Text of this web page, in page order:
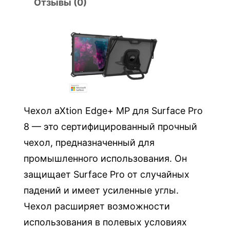
e
+
M
P
д
л
Отзывы (0)
Чехол aXtion Edge+ MP для Surface Pro
8 — это сертифицированный прочный
чехол, предназначенный для
промышленного использования. Он
защищает Surface Pro от случайных
падений и имеет усиленные углы.
Чехол расширяет возможности
использования в полевых условиях